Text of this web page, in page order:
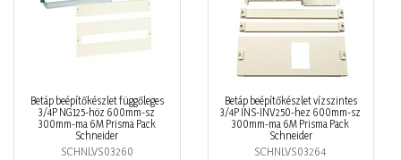
Betáp beépítőkészlet függőleges
3/4P NG125-höz 600mm-sz
300mm-ma 6M Prisma Pack
Schneider
SCHNLVS03260
Betáp beépítőkészlet vízszintes
3/4P INS-INV250-hez 600mm-sz
300mm-ma 6M Prisma Pack
Schneider
SCHNLVS03264